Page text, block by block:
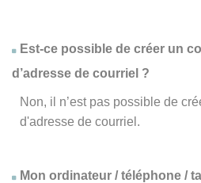
Est-ce possible de créer un
d’adresse de courriel ?
Non, il n’est pas possible de
d'adresse de courriel.
Mon ordinateur / téléphone /